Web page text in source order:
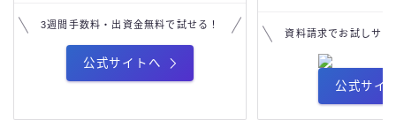
3週間手数料・出資金無料で試せる！
公式サイトへ
資料請求でお試しサ
公式サイ